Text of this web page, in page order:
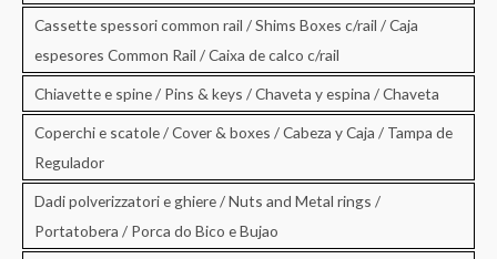
Cassette spessori common rail / Shims Boxes c/rail / Caja
espesores Common Rail / Caixa de calco c/rail
Chiavette e spine / Pins & keys / Chaveta y espina / Chaveta
Coperchi e scatole / Cover & boxes / Cabeza y Caja / Tampa de
Regulador
Dadi polverizzatori e ghiere / Nuts and Metal rings /
Portatobera / Porca do Bico e Bujao